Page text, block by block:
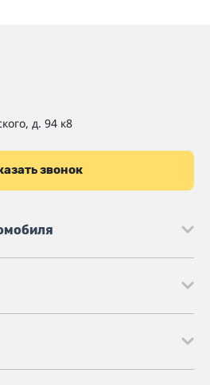
д. 94 к8
звонок